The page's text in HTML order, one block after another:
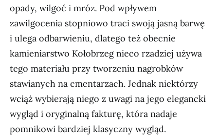
opady, wilgoć i mróz. Pod wpływem
zawilgocenia stopniowo traci swoją jasną barwę
i ulega odbarwieniu, dlatego też obecnie
kamieniarstwo Kołobrzeg nieco rzadziej używa
tego materiału przy tworzeniu nagrobków
stawianych na cmentarzach. Jednak niektórzy
wciąż wybierają niego z uwagi na jego elegancki
wygląd i oryginalną fakturę, która nadaje
pomnikowi bardziej klasyczny wygląd.